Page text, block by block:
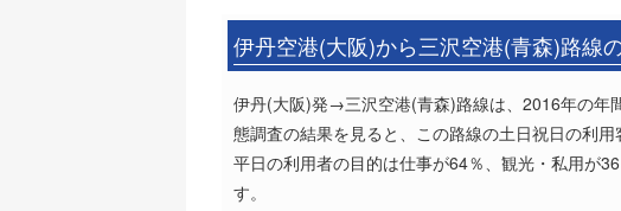
伊丹空港(大阪)から三沢空港(青森)路線
伊丹(大阪)発→三沢空港(青森)路線は、2016年の年
態調査の結果を見ると、この路線の土日祝日の利
平日の利用者の目的は仕事が64％、観光・私用が
す。